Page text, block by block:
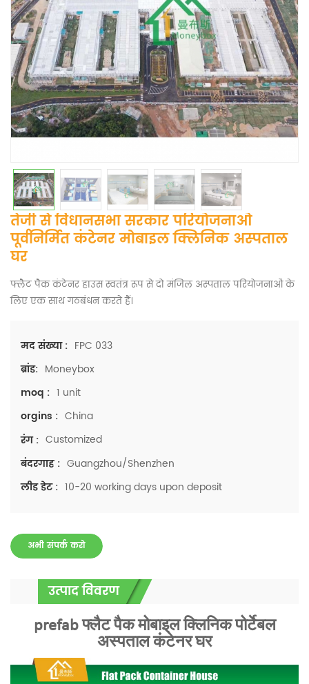
तेजी से विधानसभा सरकार परियोजनाओं
पूर्वनिर्मित कंटेनर मोबाइल क्लिनिक अस्पताल
घर
फ्लैट पैक कंटेनर हाउस स्वतंत्र रूप से दो मंजिल अस्पताल परियोजनाओं के
लिए एक साथ गठबंधन करते हैं।
मद संख्या : FPC 033
ब्रांड: Moneybox
moq : 1 unit
orgins : China
रंग : Customized
बंदरगाह : Guangzhou/Shenzhen
लीड डेट : 10-20 working days upon deposit
अभी संपर्क करो
उत्पाद विवरण
prefab फ्लैट पैक मोबाइल क्लिनिक पोर्टेबल
अस्पताल कंटेनर घर